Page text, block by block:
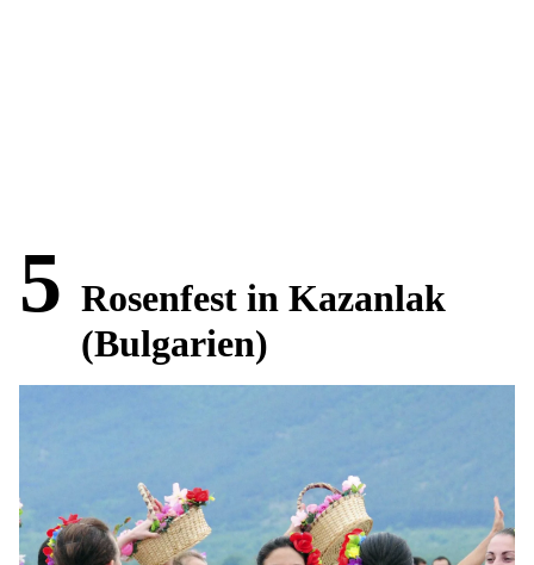
5 Rosenfest in Kazanlak
(Bulgarien)